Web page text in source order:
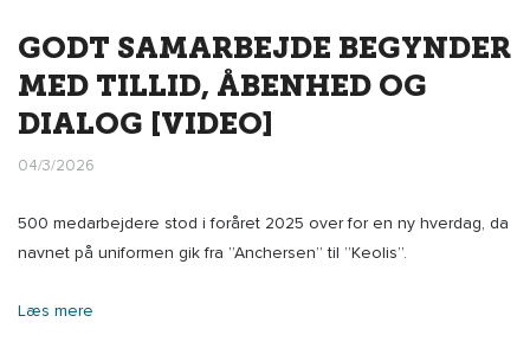
GODT SAMARBEJDE BEGYNDER
MED TILLID, ÅBENHED OG
DIALOG [VIDEO]
04/3/2026
500 medarbejdere stod i foråret 2025 over for en ny hverdag, da
navnet på uniformen gik fra ”Anchersen” til ”Keolis”.
Læs mere